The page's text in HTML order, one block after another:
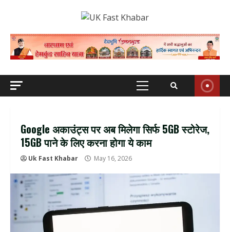
Primary
Google अकाउंट्स पर अब मिलेगा सिर्फ 5GB स्टोरेज,
15GB पाने के लिए करना होगा ये काम
Uk Fast Khabar May 16, 2026